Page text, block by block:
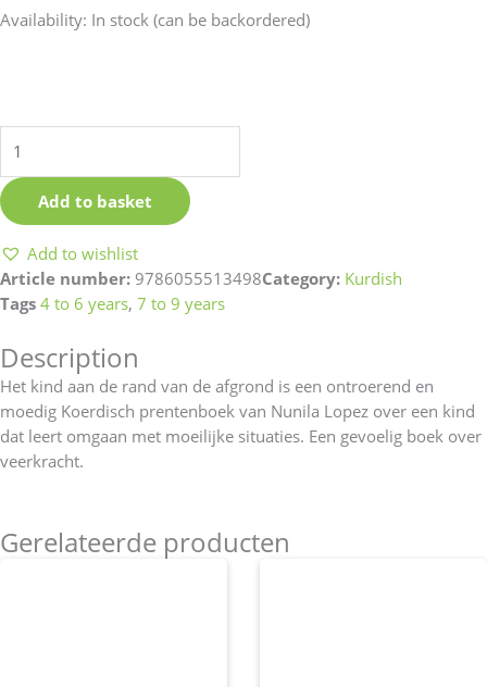
Availability: In stock (can be backordered)
Kitika
Add to basket
Add to wishlist
Article number: 9786055513498Category: Kurdish
Tags 4 to 6 years, 7 to 9 years
Description
Het kind aan de rand van de afgrond is een ontroerend en
moedig Koerdisch prentenboek van Nunila Lopez over een kind
dat leert omgaan met moeilijke situaties. Een gevoelig boek over
veerkracht.
Gerelateerde producten